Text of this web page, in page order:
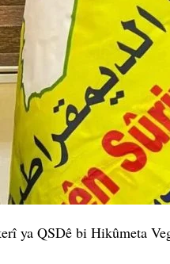
ya QSDê bi Hikûmeta